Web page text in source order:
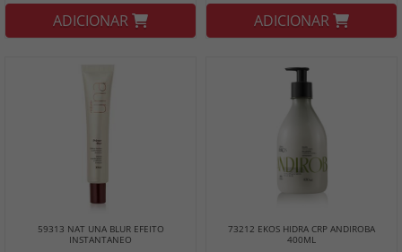
ADICIONAR
ADICIONAR
59313 NAT UNA BLUR EFEITO
INSTANTANEO
73212 EKOS HIDRA CRP ANDIROBA
400ML